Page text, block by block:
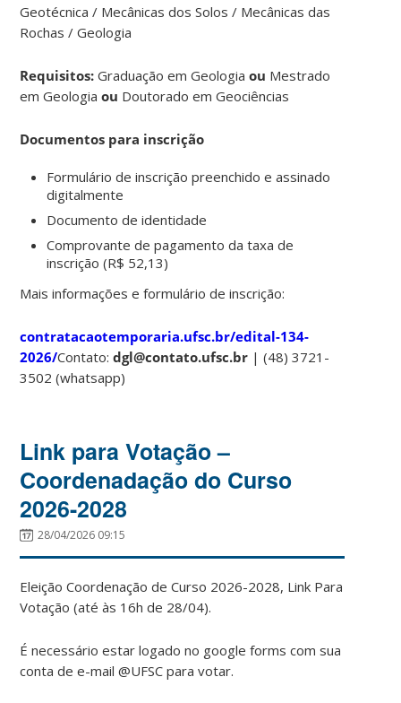
Geotécnica / Mecânicas dos Solos / Mecânicas das
Rochas / Geologia
Requisitos: Graduação em Geologiaou Mestrado
em Geologiaou Doutorado em Geociências
Documentos para inscrição
Formulário de inscrição preenchido e assinado
digitalmente
Documento de identidade
Comprovante de pagamento da taxa de
inscrição (R$ 52,13)
Mais informações e formulário de inscrição:
contratacaotemporaria.ufsc.br/edital-134-
2026/Contato:dgl@contato.ufsc.br | (48) 3721-
3502 (whatsapp)
Link para Votação –
Coordenadação do Curso
2026-2028
28/04/2026 09:15
Eleição Coordenação de Curso 2026-2028, Link Para
Votação (até às 16h de 28/04).
É necessário estar logado no google forms com sua
conta de e-mail @UFSC para votar.